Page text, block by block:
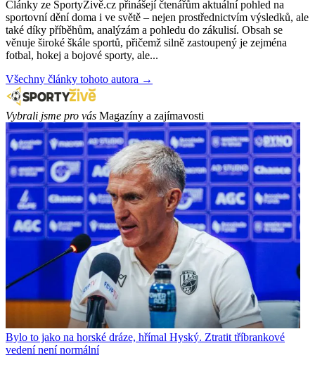
Články ze SportyŽivě.cz přinášejí čtenářům aktuální pohled na
sportovní dění doma i ve světě – nejen prostřednictvím výsledků, ale
také díky příběhům, analýzám a pohledu do zákulisí. Obsah se
věnuje široké škále sportů, přičemž silně zastoupený je zejména
fotbal, hokej a bojové sporty, ale...
Všechny články tohoto autora →
Vybrali jsme pro vás Magazíny a zajímavosti
Bylo to jako na horské dráze, hřímal Hyský. Ztratit tříbrankové
vedení není normální